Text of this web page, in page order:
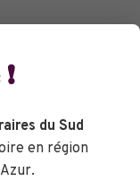
!
du Sud
en région